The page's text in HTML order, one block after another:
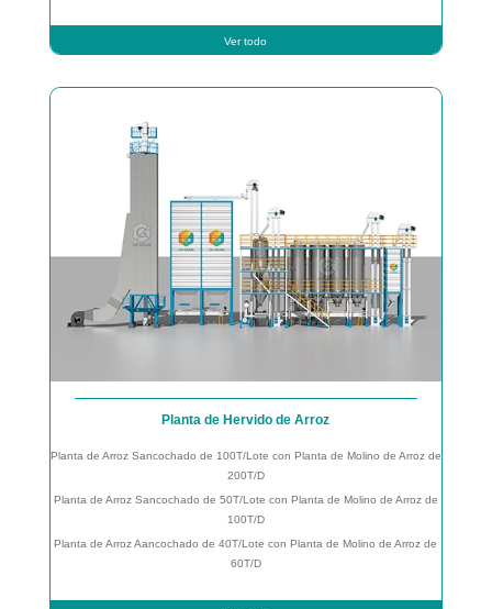
Ver todo
Planta de Hervido de Arroz
Planta de Arroz Sancochado de 100T/Lote con Planta de Molino de Arroz de
200T/D
Planta de Arroz Sancochado de 50T/Lote con Planta de Molino de Arroz de
100T/D
Planta de Arroz Aancochado de 40T/Lote con Planta de Molino de Arroz de
60T/D